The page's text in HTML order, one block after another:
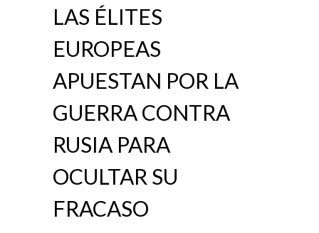
LAS ÉLITES
EUROPEAS
APUESTAN POR LA
GUERRA CONTRA
RUSIA PARA
OCULTAR SU
FRACASO